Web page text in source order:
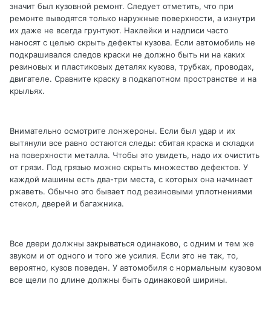
значит был кузовной ремонт. Следует отметить, что при
ремонте выводятся только наружные поверхности, а изнутри
их даже не всегда грунтуют. Наклейки и надписи часто
наносят с целью скрыть дефекты кузова. Если автомобиль не
подкрашивался следов краски не должно быть ни на каких
резиновых и пластиковых деталях кузова, трубках, проводах,
двигателе. Сравните краску в подкапотном пространстве и на
крыльях.
Внимательно осмотрите лонжероны. Если был удар и их
вытянули все равно остаются следы: сбитая краска и складки
на поверхности металла. Чтобы это увидеть, надо их очистить
от грязи. Под грязью можно скрыть множество дефектов. У
каждой машины есть два-три места, с которых она начинает
ржаветь. Обычно это бывает под резиновыми уплотнениями
стекол, дверей и багажника.
Все двери должны закрываться одинаково, с одним и тем же
звуком и от одного и того же усилия. Если это не так, то,
вероятно, кузов поведен. У автомобиля с нормальным кузовом
все щели по длине должны быть одинаковой ширины.